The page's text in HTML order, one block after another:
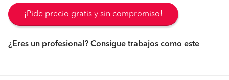
¡Pide precio gratis y sin compromiso!
¿Eres un profesional? Consigue trabajos como este